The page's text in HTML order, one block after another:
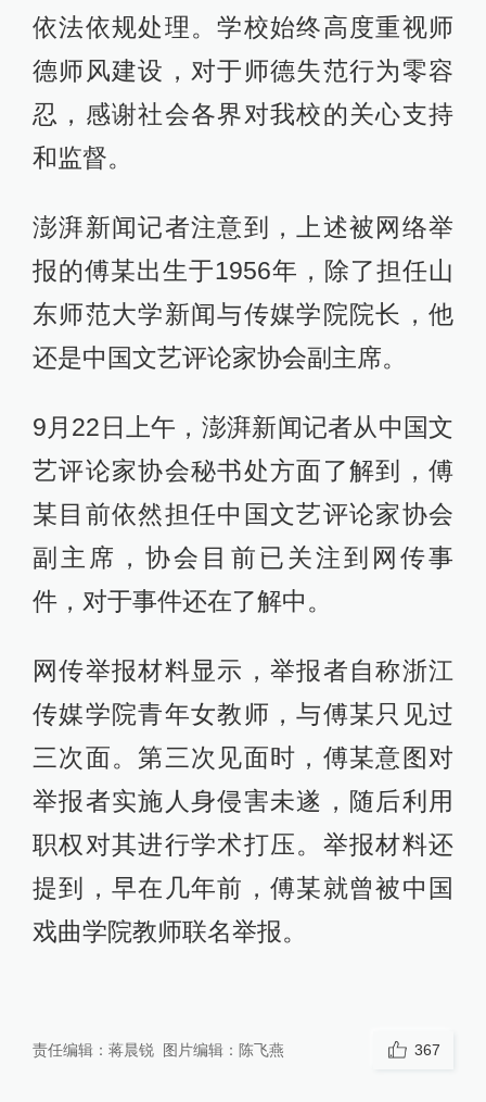
依法依规处理。学校始终高度重视师
德师风建设，对于师德失范行为零容
忍，感谢社会各界对我校的关心支持
和监督。
澎湃新闻记者注意到，上述被网络举
报的傅某出生于1956年，除了担任山
东师范大学新闻与传媒学院院长，他
还是中国文艺评论家协会副主席。
9月22日上午，澎湃新闻记者从中国文
艺评论家协会秘书处方面了解到，傅
某目前依然担任中国文艺评论家协会
副主席，协会目前已关注到网传事
件，对于事件还在了解中。
网传举报材料显示，举报者自称浙江
传媒学院青年女教师，与傅某只见过
三次面。第三次见面时，傅某意图对
举报者实施人身侵害未遂，随后利用
职权对其进行学术打压。举报材料还
提到，早在几年前，傅某就曾被中国
戏曲学院教师联名举报。
责任编辑： 蒋晨锐 图片编辑： 陈飞燕 367